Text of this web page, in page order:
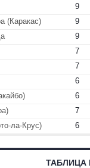
9
(Каракас) 9
9
7
7
6
6
7
ла-Крус) 6
ТАБЛИЦА